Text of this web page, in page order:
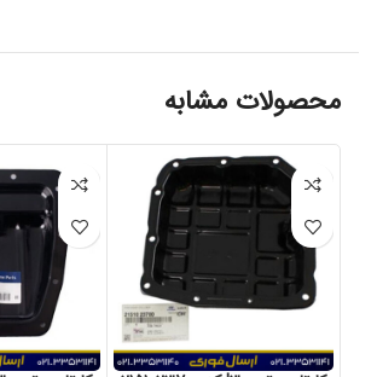
محصولات مشابه